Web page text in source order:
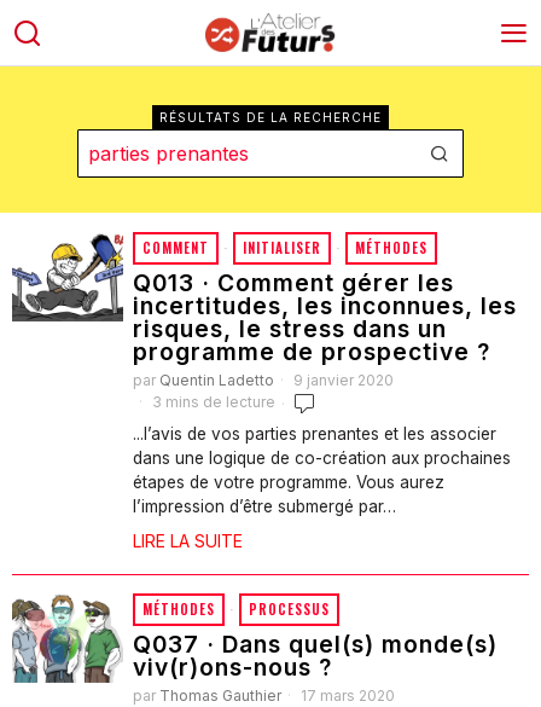
RÉSULTATS DE LA RECHERCHE
COMMENT · INITIALISER · MÉTHODES
Q013 · Comment gérer les
incertitudes, les inconnues, les
risques, le stress dans un
programme de prospective ?
par Quentin Ladetto
9 janvier 2020
3 mins de lecture
...l’avis de vos parties prenantes et les associer
dans une logique de co-création aux prochaines
étapes de votre programme. Vous aurez
l’impression d’être submergé par…
LIRE LA SUITE
MÉTHODES · PROCESSUS
Q037 · Dans quel(s) monde(s)
viv(r)ons-nous ?
par Thomas Gauthier
17 mars 2020